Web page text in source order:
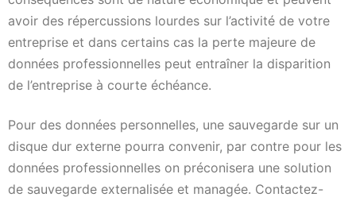
avoir des répercussions lourdes sur l’activité de votre
entreprise et dans certains cas la perte majeure de
données professionnelles peut entraîner la disparition
de l’entreprise à courte échéance.
Pour des données personnelles, une sauvegarde sur un
disque dur externe pourra convenir, par contre pour les
données professionnelles on préconisera une solution
de sauvegarde externalisée et managée. Contactez-